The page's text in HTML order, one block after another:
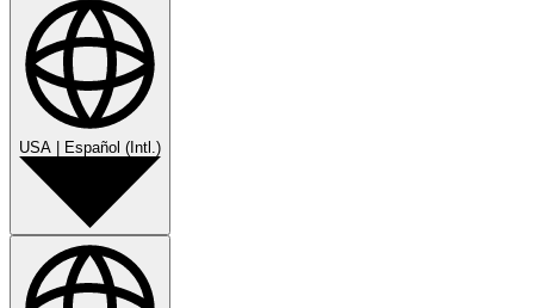
USA Español (Intl.)